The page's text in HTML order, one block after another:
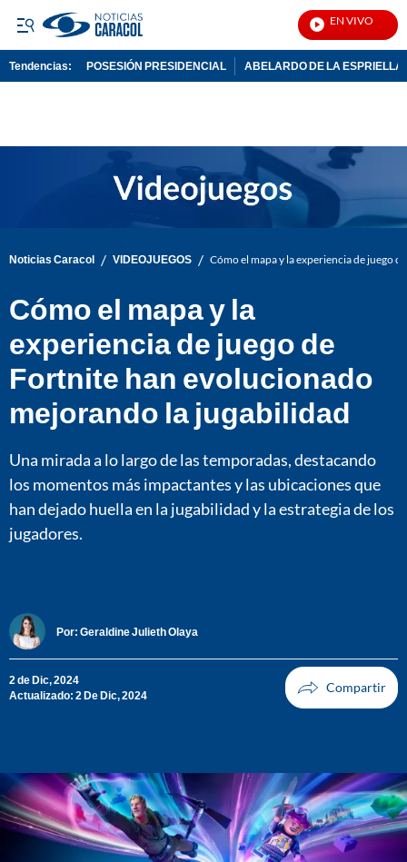
EN VIVO
Tendencias: POSESIÓN PRESIDENCIAL ABELARDO DE LA ESPRIELLA
Noticias Caracol / VIDEOJUEGOS / Cómo el mapa y la experiencia de juego
Cómo el mapa y la
experiencia de juego de
Fortnite han evolucionado
mejorando la jugabilidad
Una mirada a lo largo de las temporadas, destacando
los momentos más impactantes y las ubicaciones que
han dejado huella en la jugabilidad y la estrategia de los
jugadores.
Por: Geraldine Julieth Olaya
2 de Dic, 2024
Actualizado: 2 De Dic, 2024